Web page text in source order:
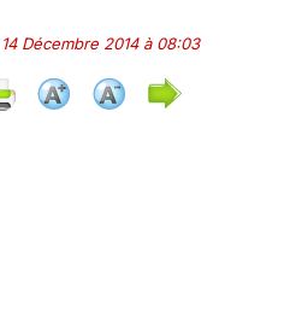
Décembre 2014 à 08:03